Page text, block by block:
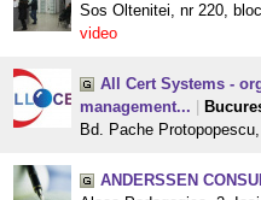
Sos Oltenitei, nr 220,
video
All Cert Systems -
management...
Bd. Pache
ANDERSSEN